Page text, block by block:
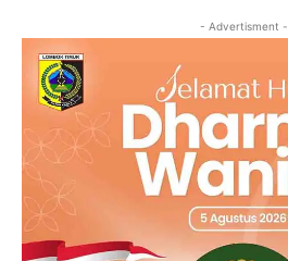
- Advertisment -